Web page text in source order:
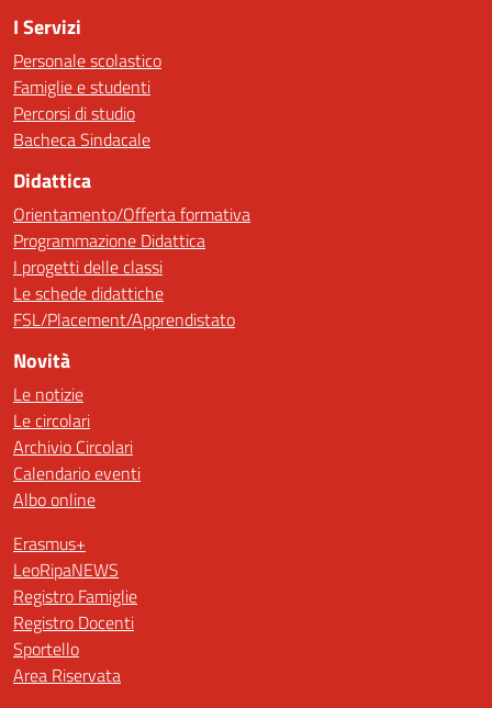
I Servizi
Personale scolastico
Famiglie e studenti
Percorsi di studio
Bacheca Sindacale
Didattica
Orientamento/Offerta formativa
Programmazione Didattica
I progetti delle classi
Le schede didattiche
FSL/Placement/Apprendistato
Novità
Le notizie
Le circolari
Archivio Circolari
Calendario eventi
Albo online
Erasmus+
LeoRipaNEWS
Registro Famiglie
Registro Docenti
Sportello
Area Riservata